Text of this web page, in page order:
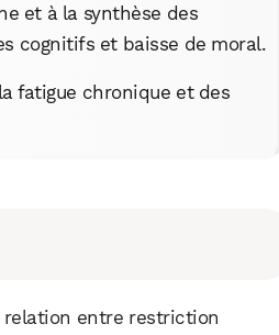
et à la synthèse des
cognitifs et baisse de moral.
fatigue chronique et des
relation entre restriction